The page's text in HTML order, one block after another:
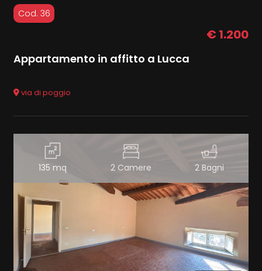
Cod. 36
€ 1.200
Appartamento in affitto a Lucca
via di poggio
135 mq 2 Camere 2 Bagni